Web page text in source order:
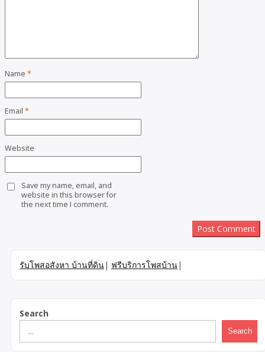
Name *
Email *
Website
Save my name, email, and
website in this browser for
the next time I comment.
รับโพสอสังหา บ้านที่ดิน| ฟรีบริการโพสบ้าน|
Search
Search